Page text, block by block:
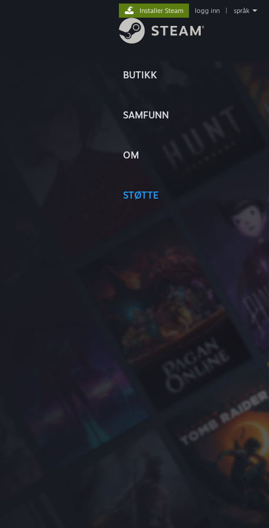
BUTIKK
SAMFUNN
OM
STØTTE
Installer Steam logg inn språk